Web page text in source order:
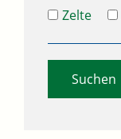
Zelte